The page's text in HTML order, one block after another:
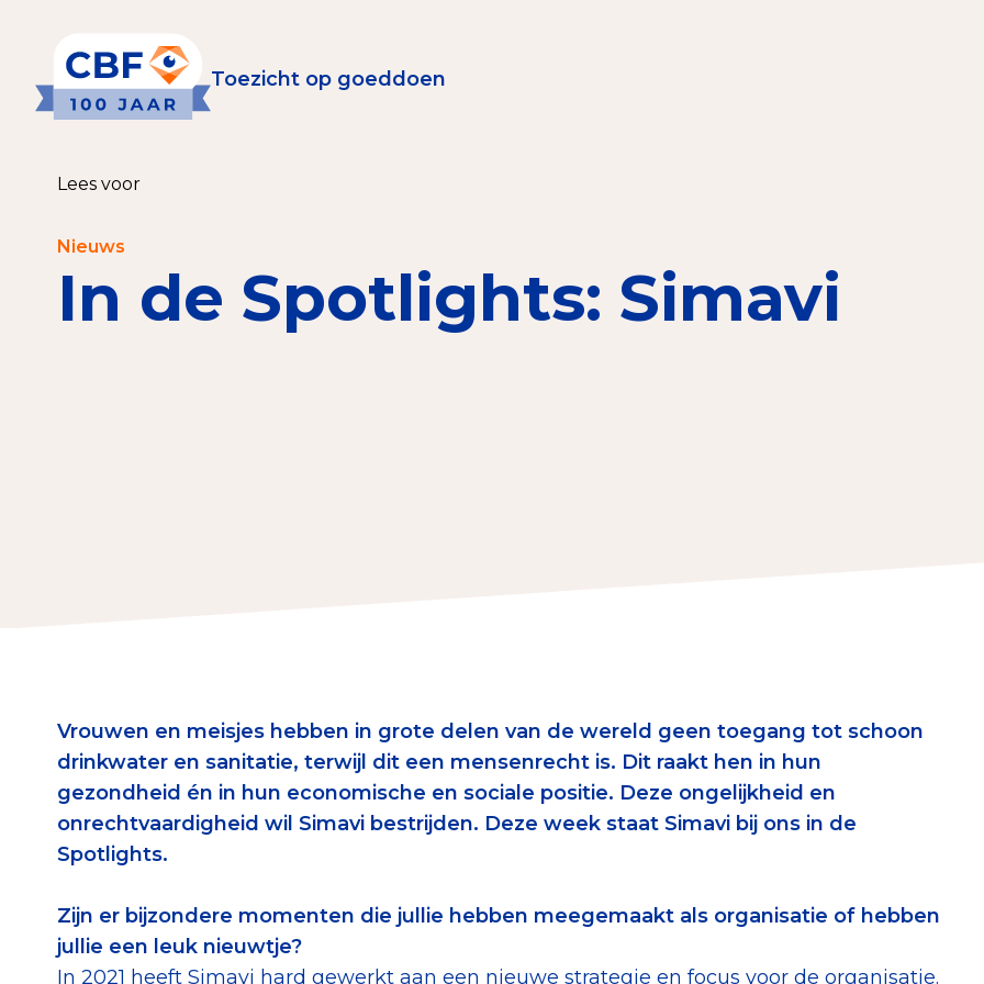
Toezicht op goeddoen
Toezicht op goeddoen
CBF-Erkenning aanvragen
Tarieven CBF-Erkenning
CBF-publicaties
State of the Sector
Het Nederlandse Donateurspanel
Lees voor
Nieuws
In de Spotlights: Simavi
Vrouwen en meisjes hebben in grote delen van de wereld geen toegang tot schoon
drinkwater en sanitatie, terwijl dit een mensenrecht is. Dit raakt hen in hun
gezondheid én in hun economische en sociale positie. Deze ongelijkheid en
onrechtvaardigheid wil Simavi bestrijden. Deze week staat Simavi bij ons in de
Spotlights.
Zijn er bijzondere momenten die jullie hebben meegemaakt als organisatie of hebben
jullie een leuk nieuwtje?
In 2021 heeft Simavi hard gewerkt aan een nieuwe strategie en focus voor de organisatie.